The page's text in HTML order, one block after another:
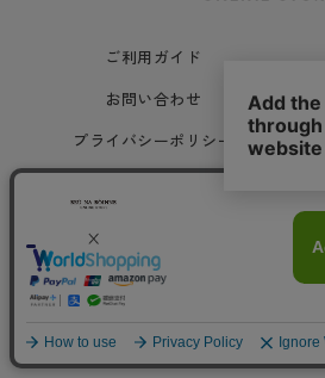
ご利用ガイド
お問い合わせ
プライバシーポリシー